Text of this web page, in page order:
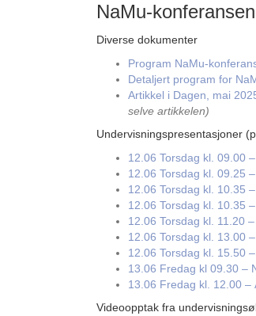
NaMu-
Diverse dokumenter
Program NaMu-
Detaljert program for
Artikkel i Dagen, mai
selve artikkelen)
Undervisningspresentasjoner
12.06 Torsdag kl. 09.00
12.06 Torsdag kl. 09.25
12.06 Torsdag kl. 10.35
12.06 Torsdag kl. 10.35
12.06 Torsdag kl. 11.20
12.06 Torsdag kl. 13.00
12.06 Torsdag kl. 15.50
13.06 Fredag kl 09.30 –
13.06 Fredag kl. 12.00 –
Videoopptak fra